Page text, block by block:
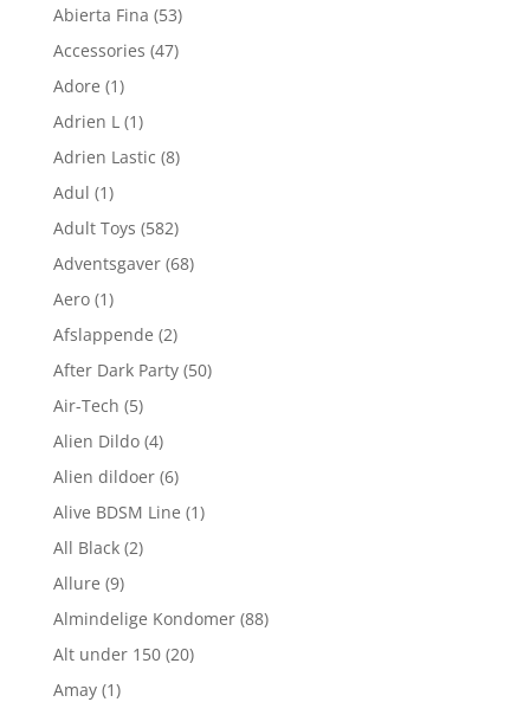
Abierta Fina (53)
Accessories (47)
Adore (1)
Adrien L (1)
Adrien Lastic (8)
Adul (1)
Adult Toys (582)
Adventsgaver (68)
Aero (1)
Afslappende (2)
After Dark Party (50)
Air-Tech (5)
Alien Dildo (4)
Alien dildoer (6)
Alive BDSM Line (1)
All Black (2)
Allure (9)
Almindelige Kondomer (88)
Alt under 150 (20)
Amay (1)